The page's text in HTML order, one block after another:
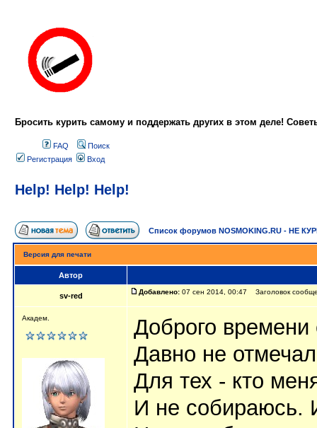
Бросить курить самому и поддержать других в этом деле!
FAQ
Поиск
Регистрация
Вход
Help! Help! Help!
Список форумов NOSMOKING.RU - НЕ
Версия для печати
Автор
sv-red Добавлено: 07 сен 2014, 00:47 Заголовок
Академ.
Доброго времени
Давно не
Для тех - кто
И не собираюсь.